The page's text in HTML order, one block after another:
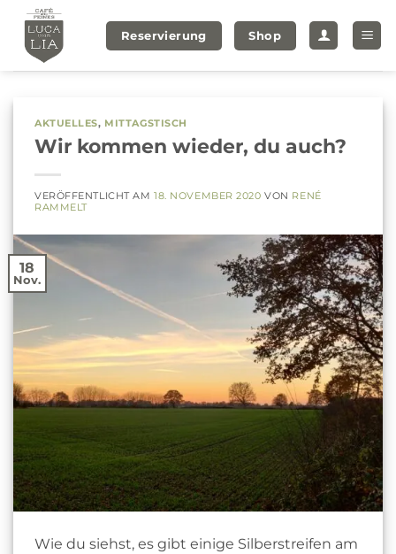
Zum
Inhalt
springen
Reservierung Shop
AKTUELLES, MITTAGSTISCH
Wir kommen wieder, du auch?
VERÖFFENTLICHT AM18. NOVEMBER 2020 VON RENÉ
RAMMELT
18
Nov.
Wie du siehst, es gibt einige Silberstreifen am